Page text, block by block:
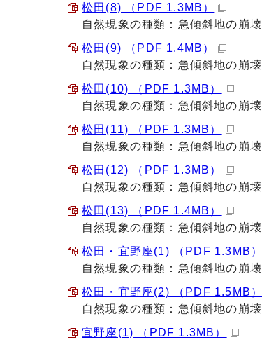
松田(8) （PDF 1.3MB）
自然現象の種類：急傾斜地の崩壊
松田(9) （PDF 1.4MB）
自然現象の種類：急傾斜地の崩壊
松田(10) （PDF 1.3MB）
自然現象の種類：急傾斜地の崩壊
松田(11) （PDF 1.3MB）
自然現象の種類：急傾斜地の崩壊
松田(12) （PDF 1.3MB）
自然現象の種類：急傾斜地の崩壊
松田(13) （PDF 1.4MB）
自然現象の種類：急傾斜地の崩壊
松田・宜野座(1) （PDF 1.3MB）
自然現象の種類：急傾斜地の崩壊
松田・宜野座(2) （PDF 1.5MB）
自然現象の種類：急傾斜地の崩壊
宜野座(1) （PDF 1.3MB）